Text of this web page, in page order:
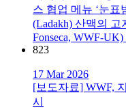
스 협업 메뉴 ‘눈
(Ladakh) 산맥의 고
Fonseca, WWF-UK)
823
17 Mar 2026
[보도자료] WWF,
시